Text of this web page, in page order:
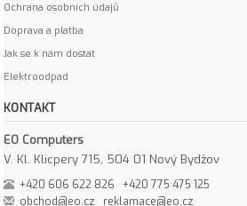
Ochrana osobních údajů
Doprava a platba
Jak se k nám dostat
Elektroodpad
KONTAKT
EO Computers
V. Kl. Klicpery 715, 504 01 Nový Bydžov
+420 606 622 826
+420 775 475 125
obchod@eo.cz
reklamace@eo.cz